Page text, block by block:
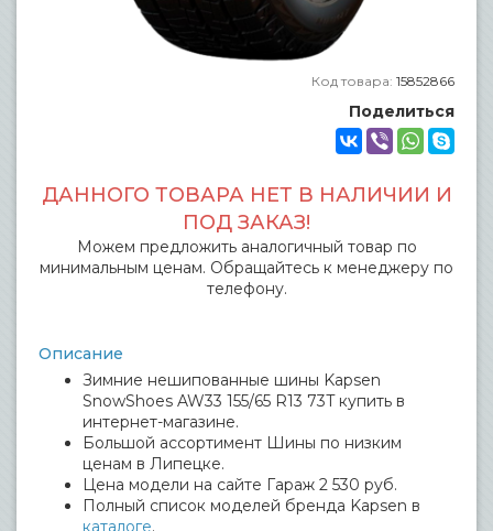
Код товара: 15852866
Поделиться
ДАННОГО ТОВАРА НЕТ В НАЛИЧИИ И
ПОД ЗАКАЗ!
Можем предложить аналогичный товар по
минимальным ценам. Обращайтесь к менеджеру по
телефону.
Описание
Зимние нешипованные шины Kapsen
SnowShoes AW33 155/65 R13 73T купить в
интернет-магазине.
Большой ассортимент Шины по низким
ценам в Липецке.
Цена модели на сайте Гараж 2 530 руб.
Полный список моделей бренда Kapsen в
каталоге.